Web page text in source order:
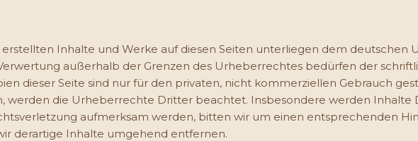
Inhalte und Werke auf diesen Seiten unterliegen dem deutschen
außerhalb der Grenzen des Urheberrechtes bedürfen der
dieser Seite sind nur für den privaten, nicht kommerziellen Gebrauch
werden die Urheberrechte Dritter beachtet. Insbesondere werden Inhalte
aufmerksam werden, bitten wir um einen entsprechenden
derartige Inhalte umgehend entfernen.